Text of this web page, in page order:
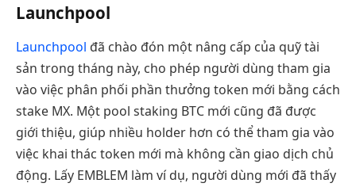
Launchpool
Launchpool đã chào đón một nâng cấp của quỹ tài
sản trong tháng này, cho phép người dùng tham gia
vào việc phân phối phần thưởng token mới bằng cách
stake MX. Một pool staking BTC mới cũng đã được
giới thiệu, giúp nhiều holder hơn có thể tham gia vào
việc khai thác token mới mà không cần giao dịch chủ
động. Lấy EMBLEM làm ví dụ, người dùng mới đã thấy